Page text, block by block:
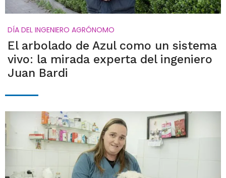
DÍA DEL INGENIERO AGRÓNOMO
El arbolado de Azul como un sistema
vivo: la mirada experta del ingeniero
Juan Bardi